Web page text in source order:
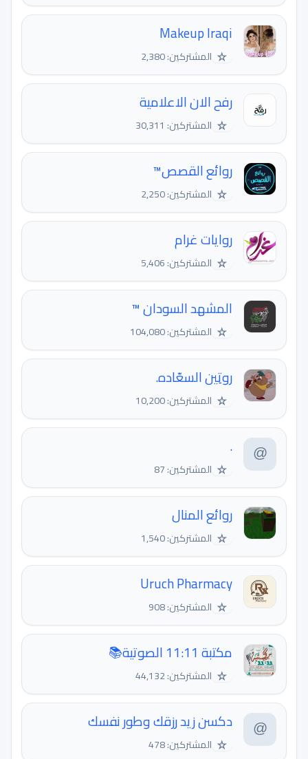
Makeup Iraqi
☆ المشتركين: 2,380
رفح الان الاعلامية
☆ المشتركين: 30,311
روائع القصص™
☆ المشتركين: 2,250
روايات غرام
☆ المشتركين: 5,406
المشهد السودان ™
☆ المشتركين: 104,080
روتِين السعّاده.
☆ المشتركين: 10,200
.
☆ المشتركين: 87
روائع المنال
☆ المشتركين: 1,540
Uruch Pharmacy
☆ المشتركين: 908
مكتبة 11:11 الصوتية📚
☆ المشتركين: 44,132
دكسن زيد رزقك وطور نفسك
☆ المشتركين: 478